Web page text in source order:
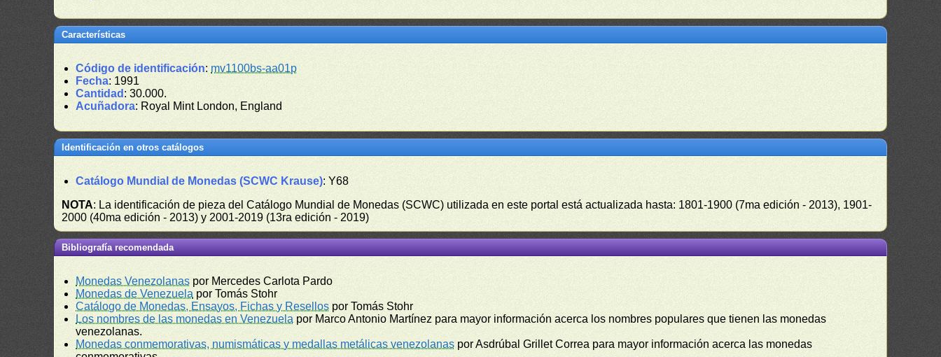
Características
Código de identificación: mv1100bs-aa01p
Fecha: 1991
Cantidad : 30.000.
Acuñadora: Royal Mint London, England
Identificación en otros catálogos
Catálogo Mundial de Monedas (SCWC Krause): Y68
NOTA: La identificación de pieza del Catálogo Mundial de Monedas (SCWC) utilizada en este portal está actualizada hasta: 1801-1900 (7ma edición - 2013), 1901-
2000 (40ma edición - 2013) y 2001-2019 (13ra edición - 2019)
Bibliografía recomendada
Monedas Venezolanas por Mercedes Carlota Pardo
Monedas de Venezuela por Tomás Stohr
Catálogo de Monedas, Ensayos, Fichas y Resellos por Tomás Stohr
Los nombres de las monedas en Venezuela por Marco Antonio Martínez para mayor información acerca los nombres populares que tienen las monedas
venezolanas.
Monedas conmemorativas, numismáticas y medallas metálicas venezolanas por Asdrúbal Grillet Correa para mayor información acerca las monedas